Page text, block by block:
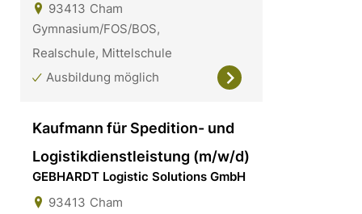
93413 Cham
Gymnasium/FOS/BOS,
Realschule, Mittelschule
Ausbildung möglich
Kaufmann für Spedition- und
Logistikdienstleistung (m/w/d)
GEBHARDT Logistic Solutions GmbH
93413 Cham